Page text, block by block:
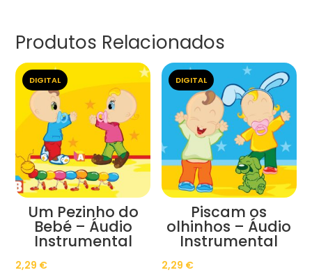
Produtos Relacionados
DIGITAL
Um Pezinho do
Bebé – Áudio
Instrumental
2,29 €
DIGITAL
Piscam os
olhinhos – Áudio
Instrumental
2,29 €